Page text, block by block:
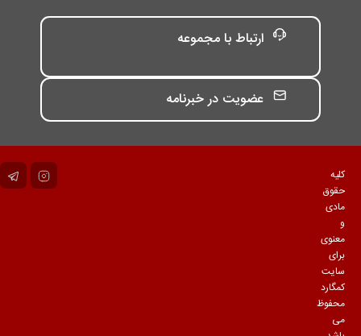
ارتباط با مجموعه
عضویت در خبرنامه
کلیه
حقوق
مادی
و
معنوی
برای
سایت
کمگارد
محفوظ
می